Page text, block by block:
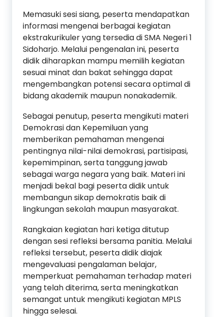
Memasuki sesi siang, peserta mendapatkan
informasi mengenai berbagai kegiatan
ekstrakurikuler yang tersedia di SMA Negeri 1
Sidoharjo. Melalui pengenalan ini, peserta
didik diharapkan mampu memilih kegiatan
sesuai minat dan bakat sehingga dapat
mengembangkan potensi secara optimal di
bidang akademik maupun nonakademik.
Sebagai penutup, peserta mengikuti materi
Demokrasi dan Kepemiluan yang
memberikan pemahaman mengenai
pentingnya nilai-nilai demokrasi, partisipasi,
kepemimpinan, serta tanggung jawab
sebagai warga negara yang baik. Materi ini
menjadi bekal bagi peserta didik untuk
membangun sikap demokratis baik di
lingkungan sekolah maupun masyarakat.
Rangkaian kegiatan hari ketiga ditutup
dengan sesi refleksi bersama panitia. Melalui
refleksi tersebut, peserta didik diajak
mengevaluasi pengalaman belajar,
memperkuat pemahaman terhadap materi
yang telah diterima, serta meningkatkan
semangat untuk mengikuti kegiatan MPLS
hingga selesai.